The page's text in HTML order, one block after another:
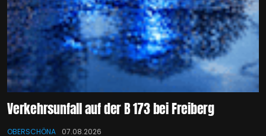
Verkehrsunfall auf der B 173 bei Freiberg
OBERSCHÖNA 07.08.2026